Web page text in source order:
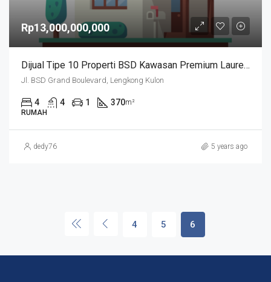
Rp13,000,000,000
Dijual Tipe 10 Properti BSD Kawasan Premium Laurel Navapark
Jl. BSD Grand Boulevard, Lengkong Kulon
4 4 1 370m²
RUMAH
dedy76 5 years ago
4 5 6